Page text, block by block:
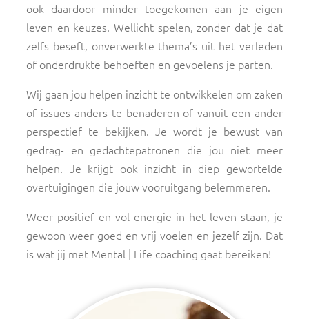
ook daardoor minder toegekomen aan je eigen
leven en keuzes. Wellicht spelen, zonder dat je dat
zelfs beseft, onverwerkte thema’s uit het verleden
of onderdrukte behoeften en gevoelens je parten.
Wij gaan jou helpen inzicht te ontwikkelen om zaken
of issues anders te benaderen of vanuit een ander
perspectief te bekijken. Je wordt je bewust van
gedrag- en gedachtepatronen die jou niet meer
helpen. Je krijgt ook inzicht in diep gewortelde
overtuigingen die jouw vooruitgang belemmeren.
Weer positief en vol energie in het leven staan, je
gewoon weer goed en vrij voelen en jezelf zijn. Dat
is wat jij met Mental | Life coaching gaat bereiken!